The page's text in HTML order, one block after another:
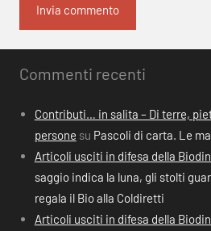
Commenti recenti
Contributi… in salita – Di terre,
persone su Pascoli di carta. Le
Articoli usciti in difesa della
saggio indica la luna, gli stolti
regala il Bio alla Coldiretti
Articoli usciti in difesa della